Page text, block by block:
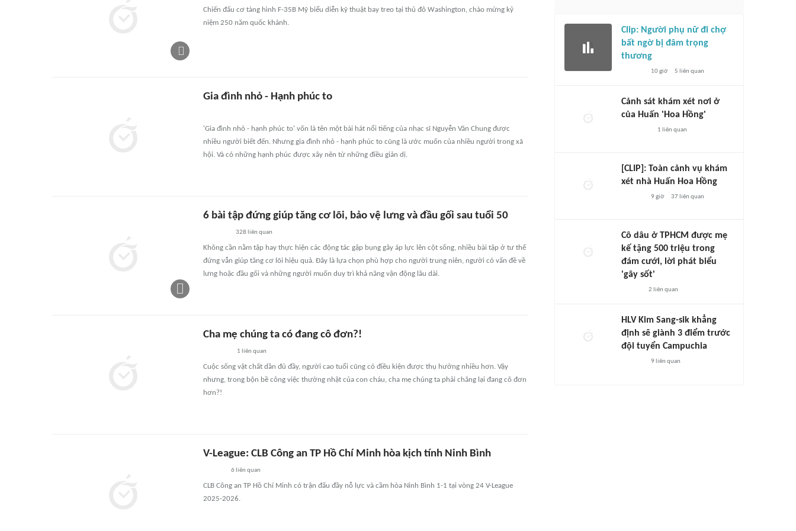
Chiến đấu cơ tàng hình F-35B Mỹ biểu diễn kỹ thuật bay treo tại thủ đô Washington, chào mừng kỷ
niệm 250 năm quốc khánh.
Gia đình nhỏ - Hạnh phúc to
'Gia đình nhỏ - hạnh phúc to' vốn là tên một bài hát nổi tiếng của nhạc sĩ Nguyễn Văn Chung được
nhiều người biết đến. Nhưng gia đình nhỏ - hạnh phúc to cũng là ước muốn của nhiều người trong xã
hội. Và có những hạnh phúc được xây nên từ những điều giản dị.
6 bài tập đứng giúp tăng cơ lõi, bảo vệ lưng và đầu gối sau tuổi 50
328 liên quan
Không cần nằm tập hay thực hiện các động tác gập bụng gây áp lực lên cột sống, nhiều bài tập ở tư thế
đứng vẫn giúp tăng cơ lõi hiệu quả. Đây là lựa chọn phù hợp cho người trung niên, người có vấn đề về
lưng hoặc đầu gối và những người muốn duy trì khả năng vận động lâu dài.
Cha mẹ chúng ta có đang cô đơn?!
1 liên quan
Cuộc sống vật chất dần đủ đầy, người cao tuổi cũng có điều kiện được thụ hưởng nhiều hơn. Vậy
nhưng, trong bộn bề công việc thường nhật của con cháu, cha mẹ chúng ta phải chăng lại đang cô đơn
hơn?!
V-League: CLB Công an TP Hồ Chí Minh hòa kịch tính Ninh Bình
6 liên quan
CLB Công an TP Hồ Chí Minh có trận đấu đầy nỗ lực và cầm hòa Ninh Bình 1-1 tại vòng 24 V-League
2025-2026.
Clip: Người phụ nữ đi chợ
bất ngờ bị đâm trọng
thương
10 giờ 5 liên quan
Cảnh sát khám xét nơi ở
của Huấn 'Hoa Hồng'
1 liên quan
[CLIP]: Toàn cảnh vụ khám
xét nhà Huấn Hoa Hồng
9 giờ 37liên quan
Cô dâu ở TPHCM được mẹ
kế tặng 500 triệu trong
đám cưới, lời phát biểu
'gây sốt'
2 liên quan
HLV Kim Sang-sik khẳng
định sẽ giành 3 điểm trước
đội tuyển Campuchia
9 liên quan